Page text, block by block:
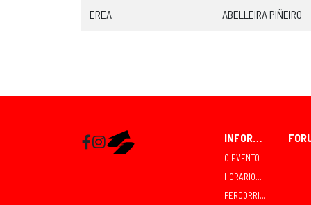
EREA ABELLEIRA PIÑEIRO
INFORMACIÓN
O EVENTO
HORARIOS E COMPETICIÓNS
PERCORRIDOS
Facebook
InstagramRaceMapp